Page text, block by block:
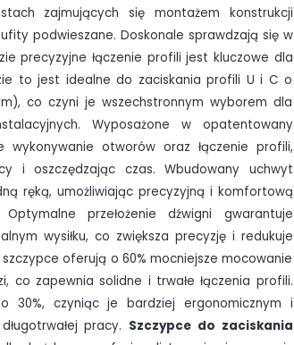
zajmujących się montażem konstrukcji
podwieszane. Doskonale sprawdzają się w
precyzyjne łączenie profili jest kluczowe dla
to jest idealne do zaciskania profili U i C o
co czyni je wszechstronnym wyborem dla
Wyposażone w opatentowany
wykonywanie otworów oraz łączenie profili,
i oszczędzając czas. Wbudowany uchwyt
ręką, umożliwiając precyzyjną i komfortową
przełożenie dźwigni gwarantuje
wysiłku, co zwiększa precyzję i redukuje
oferują o 60% mocniejsze mocowanie
co zapewnia solidne i trwałe łączenia profili.
30%, czyniąc je bardziej ergonomicznym i
pracy. Szczypce do zaciskania